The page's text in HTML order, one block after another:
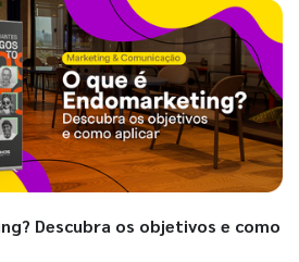
Descubra os objetivos e como